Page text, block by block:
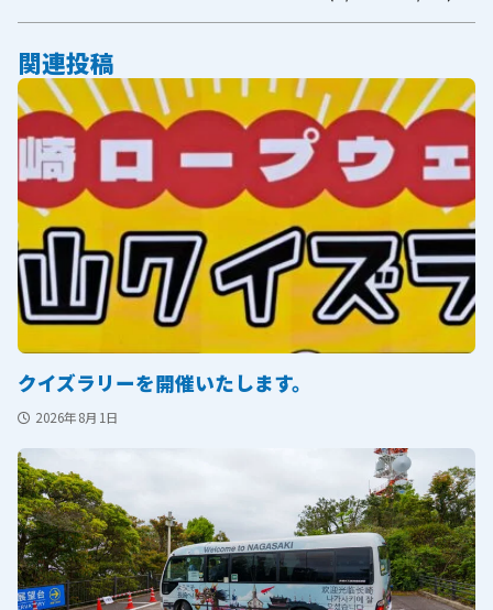
ー
シ
ョ
ン
関連投稿
クイズラリーを開催いたします。
2026年8月1日